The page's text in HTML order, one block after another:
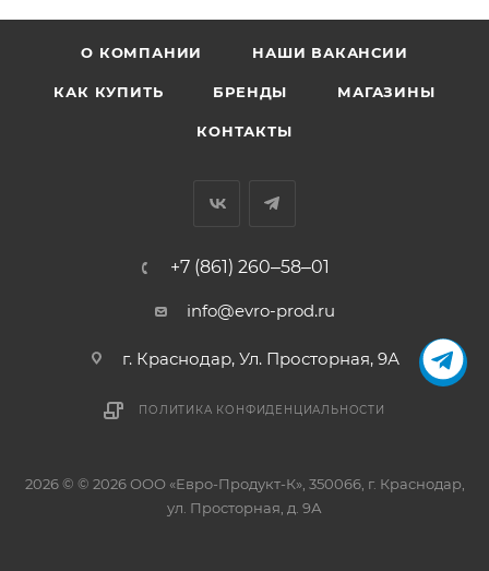
О КОМПАНИИ НАШИ ВАКАНСИИ
КАК КУПИТЬ БРЕНДЫ МАГАЗИНЫ
КОНТАКТЫ
+7 (861) 260‒58‒01
info@evro-prod.ru
г. Краснодар, ​Ул. Просторная, 9А
ПОЛИТИКА КОНФИДЕНЦИАЛЬНОСТИ
2026 © © 2026 ООО «Евро-Продукт-К», 350066, г. Краснодар,
ул. Просторная, д. 9А